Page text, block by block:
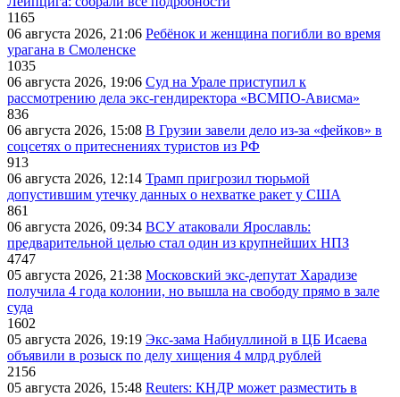
1165
06 августа 2026, 21:06 Ребёнок и женщина погибли во время
урагана в Смоленске
1035
06 августа 2026, 19:06 Суд на Урале приступил к
рассмотрению дела экс-гендиректора «ВСМПО-Ависма»
836
06 августа 2026, 15:08 В Грузии завели дело из-за «фейков» в
соцсетях о притеснениях туристов из РФ
913
06 августа 2026, 12:14 Трамп пригрозил тюрьмой
допустившим утечку данных о нехватке ракет у США
861
06 августа 2026, 09:34 ВСУ атаковали Ярославль:
предварительной целью стал один из крупнейших НПЗ
4747
05 августа 2026, 21:38 Московский экс-депутат Харадизе
получила 4 года колонии, но вышла на свободу прямо в зале
суда
1602
05 августа 2026, 19:19 Экс-зама Набиуллиной в ЦБ Исаева
объявили в розыск по делу хищения 4 млрд рублей
2156
05 августа 2026, 15:48 Reuters: КНДР может разместить в